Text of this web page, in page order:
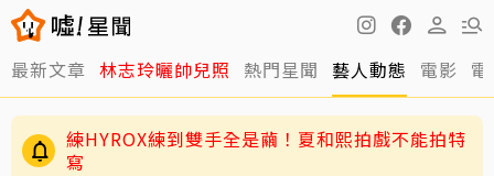
最新文章 林志玲曬帥兒照 熱門星聞 藝人動態 電影
愛莉莎莎颱風天讓助理「肉身護植栽」挨轟 本
人親回應
練HYROX練到雙手全是繭！夏和熙拍戲不能拍特
寫